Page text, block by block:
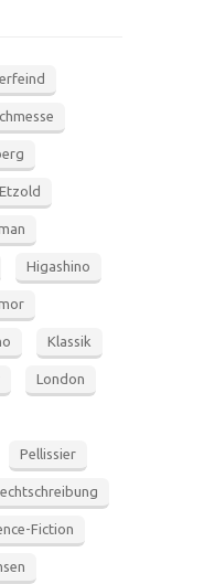
Etzold
Higashino
Klassik
London
Pellissier
Fiction